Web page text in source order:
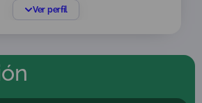
en la Norma ISO/IEC
de personas, Normas
e ISO/IEC 17067: 2012, Auditor
Integrados NTC ISO
14001:2015 y NTC ISO
Ver perfil